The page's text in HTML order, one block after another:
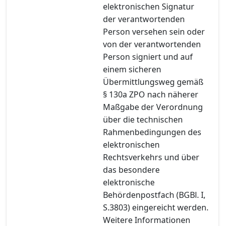
elektronischen Signatur
der verantwortenden
Person versehen sein oder
von der verantwortenden
Person signiert und auf
einem sicheren
Übermittlungsweg gemäß
§ 130a ZPO nach näherer
Maßgabe der Verordnung
über die technischen
Rahmenbedingungen des
elektronischen
Rechtsverkehrs und über
das besondere
elektronische
Behördenpostfach (BGBl. I,
S.3803) eingereicht werden.
Weitere Informationen